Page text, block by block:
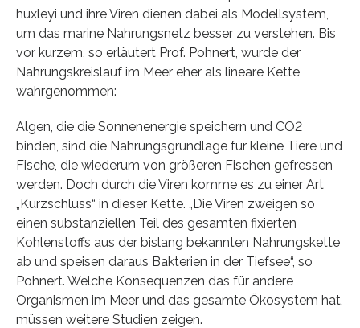
huxleyi und ihre Viren dienen dabei als Modellsystem,
um das marine Nahrungsnetz besser zu verstehen. Bis
vor kurzem, so erläutert Prof. Pohnert, wurde der
Nahrungskreislauf im Meer eher als lineare Kette
wahrgenommen:
Algen, die die Sonnenenergie speichern und CO2
binden, sind die Nahrungsgrundlage für kleine Tiere und
Fische, die wiederum von größeren Fischen gefressen
werden. Doch durch die Viren komme es zu einer Art
„Kurzschluss“ in dieser Kette. „Die Viren zweigen so
einen substanziellen Teil des gesamten fixierten
Kohlenstoffs aus der bislang bekannten Nahrungskette
ab und speisen daraus Bakterien in der Tiefsee“, so
Pohnert. Welche Konsequenzen das für andere
Organismen im Meer und das gesamte Ökosystem hat,
müssen weitere Studien zeigen.